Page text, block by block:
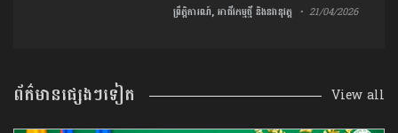
ព្រឹត្តិការណ៍, អាជីវកម្មថ្មី និងនវានុវត្ត 21/04/2026
ព័ត៌មានផ្សេងៗទៀត View all